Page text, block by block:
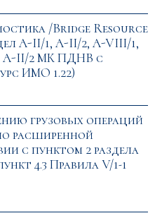
/Bridge Resource
A-II/1, A-II/2, A-VIII/1,
A-II/2 МК ПДНВ с
ИМО 1.22)
грузовых операций
расширенной
с пунктом 2 раздела
4.3 Правила V/1-1